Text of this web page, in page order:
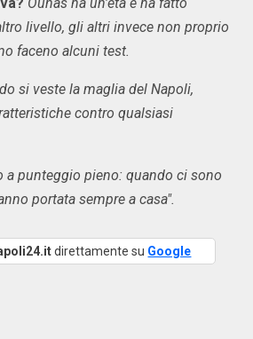
Ounas ha un'età e ha fatto
livello, gli altri invece non proprio
faceno alcuni test.
si veste la maglia del Napoli,
contro qualsiasi
a punteggio pieno: quando ci sono
portata sempre a casa".
direttamente su Google